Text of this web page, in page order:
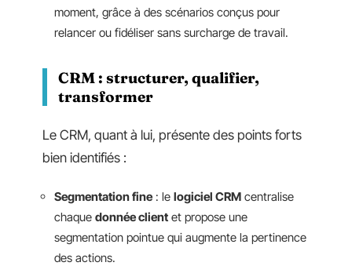
moment, grâce à des scénarios conçus pour
relancer ou fidéliser sans surcharge de travail.
CRM : structurer, qualifier,
transformer
Le CRM, quant à lui, présente des points forts
bien identifiés :
Segmentation fine : le logiciel CRM centralise
chaque donnée client et propose une
segmentation pointue qui augmente la pertinence
des actions.